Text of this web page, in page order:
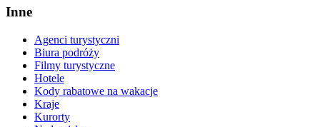
Inne
Agenci turystyczni
Biura podróży
Filmy turystyczne
Hotele
Kody rabatowe na wakacje
Kraje
Kurorty